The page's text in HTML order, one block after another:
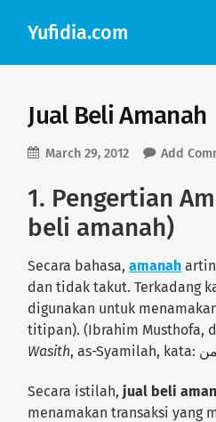
Yufidia.com
Jual Beli Amanah
March 29, 2012 Add
1. Pengertian
beli amanah)
Secara bahasa,amanah
dan tidak takut. Terkadang
digunakan untuk
titipan). (Ibrahim Musthofa,
Wasith
Secara istilah,jual beli
menamakan transaksi yang